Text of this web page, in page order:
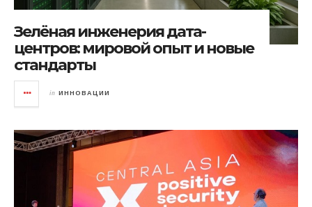
Зелёная инженерия дата-
центров: мировой опыт и новые
стандарты
in ИННОВАЦИИ